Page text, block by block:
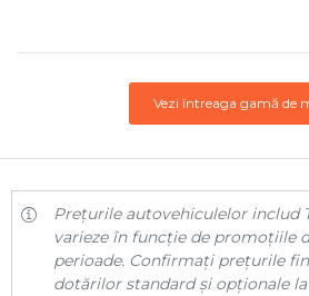
Vezi întreaga gamă de
Prețurile autovehiculelor includ
varieze în funcție de promoțiile
perioade. Confirmați prețurile
dotărilor standard și opționale